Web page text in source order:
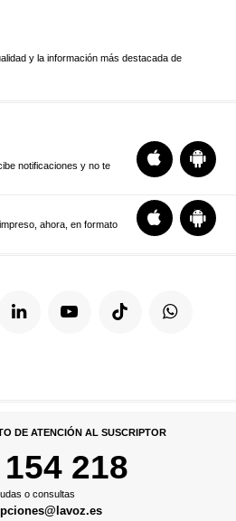
y la información más destacada de
notificaciones y no te
ahora, en formato
DE ATENCIÓN AL SUSCRIPTOR
218
o consultas